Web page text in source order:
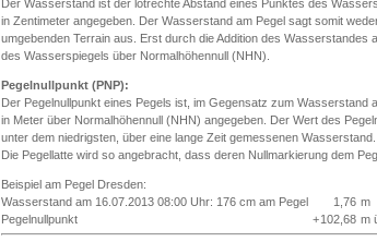
Der Wasserstand ist der lotrechte Abstand eines Punktes des
in Zentimeter angegeben. Der Wasserstand am Pegel sagt somit
umgebenden Terrain aus. Erst durch die Addition des
des Wasserspiegels über Normalhöhennull (NHN).
Pegelnullpunkt (PNP):
Der Pegelnullpunkt eines Pegels ist, im Gegensatz zum
in Meter über Normalhöhennull (NHN) angegeben. Der Wert des
unter dem niedrigsten, über eine lange Zeit gemessenen Wasserstand.
Die Pegellatte wird so angebracht, dass deren Nullmarkierung dem
Beispiel am Pegel Dresden:
Wasserstand am 16.07.2013 08:00 Uhr: 176 cm am Pegel
1,76 m
Pegelnullpunkt
+102,68 m